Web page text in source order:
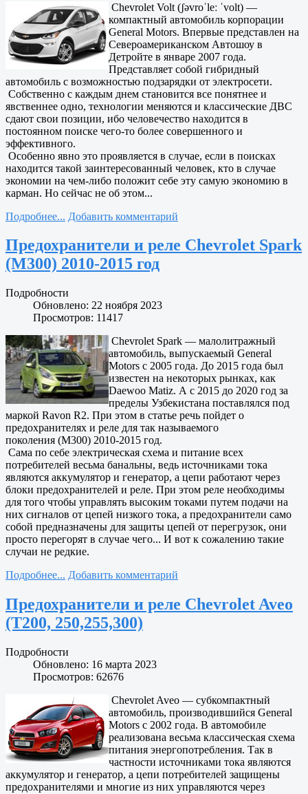
Chevrolet Volt (ʃəvroˈleː ˈvolt) —
компактный автомобиль корпорации
General Motors. Впервые представлен на
Североамериканском Автошоу в
Детройте в январе 2007 года.
Представляет собой гибридный
автомобиль с возможностью подзарядки от электросети.
Собственно с каждым днем становится все понятнее и
явственнее одно, технологии меняются и классические ДВС
сдают свои позиции, ибо человечество находится в
постоянном поиске чего-то более совершенного и
эффективного.
Особенно явно это проявляется в случае, если в поисках
находится такой заинтересованный человек, кто в случае
экономии на чем-либо положит себе эту самую экономию в
карман. Но сейчас не об этом...
Подробнее... Добавить комментарий
Предохранители и реле Chevrolet Spark
(M300) 2010-2015 год
Подробности
Обновлено: 22 ноября 2023
Просмотров: 11417
Chevrolet Spark — малолитражный
автомобиль, выпускаемый General
Motors с 2005 года. До 2015 года был
известен на некоторых рынках, как
Daewoo Matiz. А с 2015 до 2020 год за
пределы Узбекистана поставлялся под
маркой Ravon R2. При этом в статье речь пойдет о
предохранителях и реле для так называемого
поколения (M300) 2010-2015 год.
Сама по себе электрическая схема и питание всех
потребителей весьма банальны, ведь источниками тока
являются аккумулятор и генератор, а цепи работают через
блоки предохранителей и реле. При этом реле необходимы
для того чтобы управлять высоким токами путем подачи на
них сигналов от цепей низкого тока, а предохранители само
собой предназначены для защиты цепей от перегрузок, они
просто перегорят в случае чего... И вот к сожалению такие
случаи не редкие.
Подробнее... Добавить комментарий
Предохранители и реле Chevrolet Aveo
(T200, 250,255,300)
Подробности
Обновлено: 16 марта 2023
Просмотров: 62676
Chevrolet Aveo — субкомпактный
автомобиль, производившийся General
Motors с 2002 года. В автомобиле
реализована весьма классическая схема
питания энергопотребления. Так в
частности источниками тока являются
аккумулятор и генератор, а цепи потребителей защищены
предохранителями и многие из них управляются через